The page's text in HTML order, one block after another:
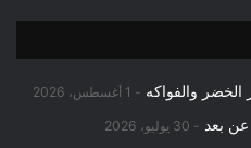
الخضر والفواكه 1 أغسطس، 2026
عن بعد 30 يوليو، 2026